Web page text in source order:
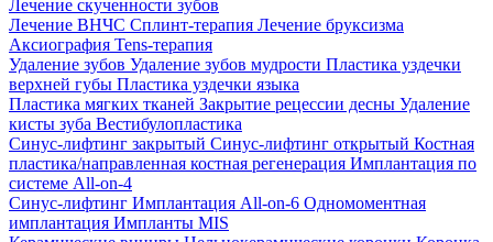
Лечение скученности зубов
Лечение ВНЧС Сплинт-терапия Лечение бруксизма
Аксиография Tens-терапия
Удаление зубов Удаление зубов мудрости Пластика уздечки
верхней губы Пластика уздечки языка
Пластика мягких тканей Закрытие рецессии десны Удаление
кисты зуба Вестибулопластика
Синус-лифтинг закрытый Синус-лифтинг открытый Костная
пластика/направленная костная регенерация Имплантация по
системе All-on-4
Синус-лифтинг Имплантация All-on-6 Одномоментная
имплантация Импланты MIS